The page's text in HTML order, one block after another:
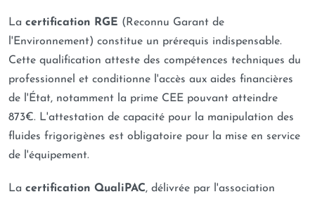
La certification RGE (Reconnu Garant de
l'Environnement) constitue un prérequis indispensable.
Cette qualification atteste des compétences techniques du
professionnel et conditionne l'accès aux aides financières
de l'État, notamment la prime CEE pouvant atteindre
873€. L'attestation de capacité pour la manipulation des
fluides frigorigènes est obligatoire pour la mise en service
de l'équipement.
La certification QualiPAC, délivrée par l'association